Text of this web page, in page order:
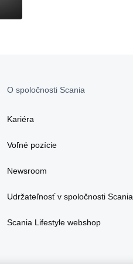
O spoločnosti Scania
Kariéra
Voľné pozície
Newsroom
Udržateľnosť v spoločnosti Scania
Scania Lifestyle webshop